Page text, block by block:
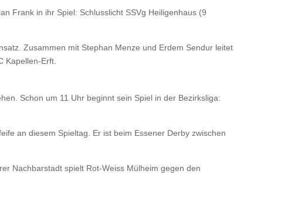
Frank in ihr Spiel: Schlusslicht SSVg Heiligenhaus (9
Zusammen mit Stephan Menze und Erdem Sendur leitet
Kapellen-Erft.
Schon um 11 Uhr beginnt sein Spiel in der Bezirksliga:
an diesem Spieltag. Er ist beim Essener Derby zwischen
Nachbarstadt spielt Rot-Weiss Mülheim gegen den